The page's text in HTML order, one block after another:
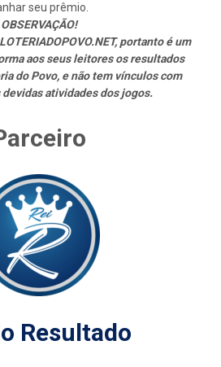
seu prêmio.
OBSERVAÇÃO!
portanto é um
aos seus leitores os resultados
do Povo, e não tem vínculos com
devidas atividades dos jogos.
Resultado